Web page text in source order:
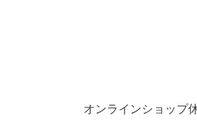
オンラインショップ